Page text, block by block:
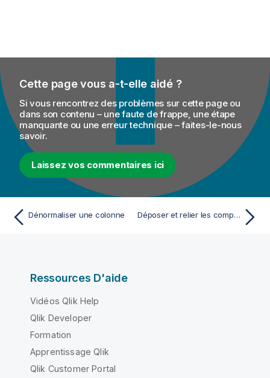
Cette page vous a-t-elle aidé ?
Si vous rencontrez des problèmes sur cette page ou
dans son contenu – une faute de frappe, une étape
manquante ou une erreur technique – faites-le-nous
savoir.
Laissez vos commentaires ici
Dénormaliser une colonne Déposer et relier les composants
Ressources D'aide
Vidéos Qlik Help
Qlik Developer
Formation
Apprentissage Qlik
Qlik Customer Portal